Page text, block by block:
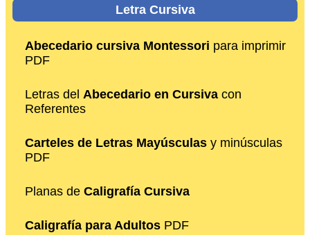
Letra Cursiva
Abecedario cursiva Montessori para imprimir
PDF
Letras del Abecedario en Cursiva con
Referentes
Carteles de Letras Mayúsculas y minúsculas
PDF
Planas de Caligrafía Cursiva
Caligrafía para Adultos PDF